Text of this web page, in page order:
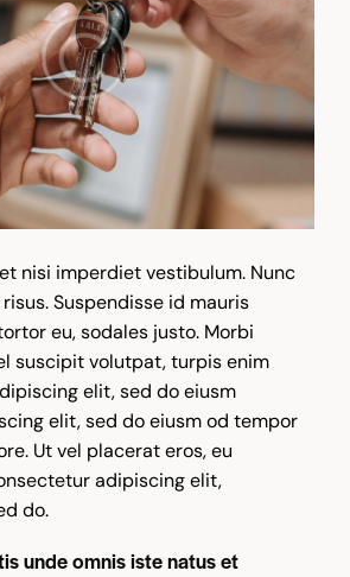
nisi imperdiet vestibulum. Nunc
Suspendisse id mauris
eu, sodales justo. Morbi
suscipit volutpat, turpis enim
elit, sed do eiusm
elit, sed do eiusm od tempor
Ut vel placerat eros, eu
adipiscing elit,
do.
unde omnis iste natus et